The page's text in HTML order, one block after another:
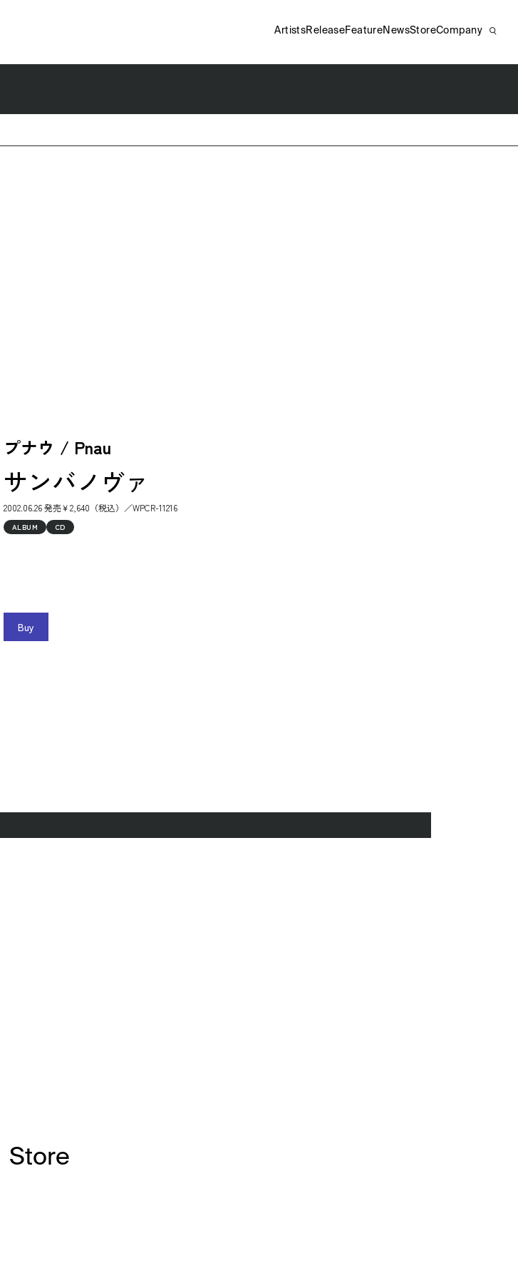
プナウ / Pnau
サンバノヴァ
2002.06.26 発売￥2,640（税込）／WPCR-11216
ALBUM CD
Buy
Store
ArtistsReleaseFeature NewsStoreCompany